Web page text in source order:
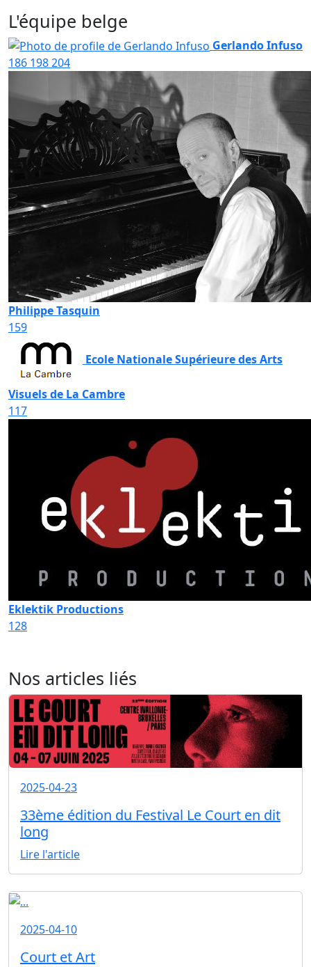
L'équipe belge
Gerlando Infuso
186 198204
Philippe Tasquin
159
Ecole Nationale Supérieure des Arts
Visuels de La Cambre
117
Eklektik Productions
128
Nos articles liés
2025-04-23
33ème édition du Festival Le Court en dit
long
Lire l'article
2025-04-10
Court et Art